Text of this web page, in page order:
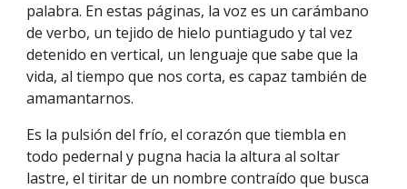
palabra. En estas páginas, la voz es un carámbano
de verbo, un tejido de hielo puntiagudo y tal vez
detenido en vertical, un lenguaje que sabe que la
vida, al tiempo que nos corta, es capaz también de
amamantarnos.
Es la pulsión del frío, el corazón que tiembla en
todo pedernal y pugna hacia la altura al soltar
lastre, el tiritar de un nombre contraído que busca